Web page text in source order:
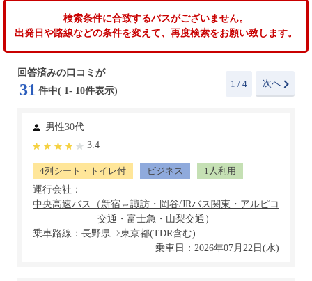
検索条件に合致するバスがございません。
出発日や路線などの条件を変えて、再度検索をお願い致します。
回答済みの口コミが
31 件中( 1- 10件表示)
1 / 4 次へ
男性30代
3.4
4列シート・トイレ付 ビジネス
1人利用
運行会社：
乗車路線：長野県⇒東京都(TDR含む)
乗車日：2026年07月22日(水)